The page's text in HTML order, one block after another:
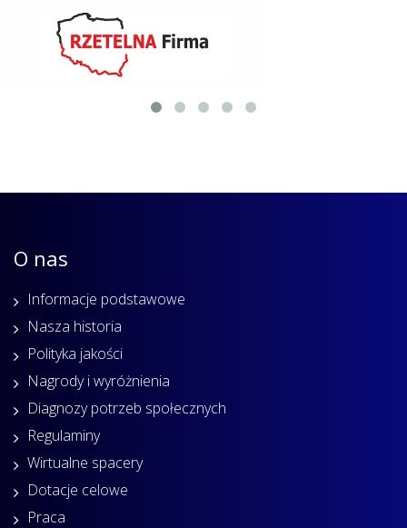
O nas
Informacje podstawowe
Nasza historia
Polityka jakości
Nagrody i wyróżnienia
Diagnozy potrzeb społecznych
Regulaminy
Wirtualne spacery
Dotacje celowe
Praca